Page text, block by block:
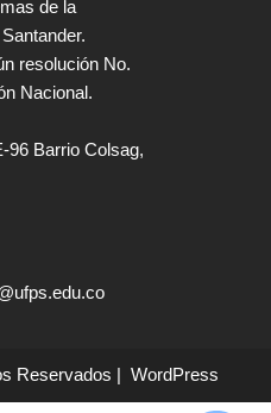
de la
resolución No.
Nacional.
96 Barrio Colsag,
Reservados | WordPress